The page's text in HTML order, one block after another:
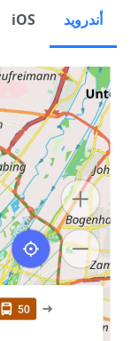
أندرويد iOS